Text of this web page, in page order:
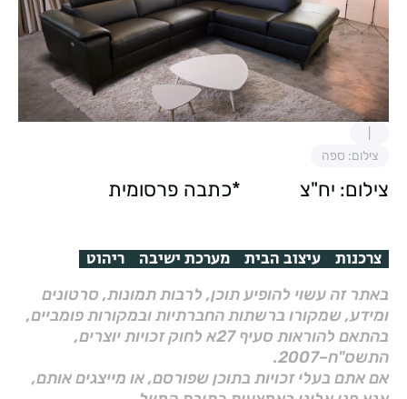
צילום: ספה
צילום: יח"צ *כתבה פרסומית
צרכנות עיצוב הבית מערכת ישיבה ריהוט
באתר זה עשוי להופיע תוכן, לרבות תמונות, סרטונים
ומידע, שמקורו ברשתות החברתיות ובמקורות פומביים,
בהתאם להוראות סעיף 27א לחוק זכויות יוצרים,
התשס"ח–2007.
אם אתם בעלי זכויות בתוכן שפורסם, או מייצגים אותם,